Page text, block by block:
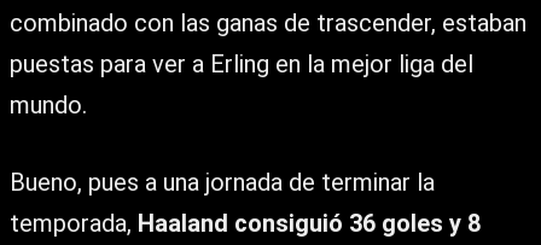
combinado con las ganas de trascender, estaban
puestas para ver a Erling en la mejor liga del
mundo.
Bueno, pues a una jornada de terminar la
temporada, Haaland consiguió 36 goles y 8